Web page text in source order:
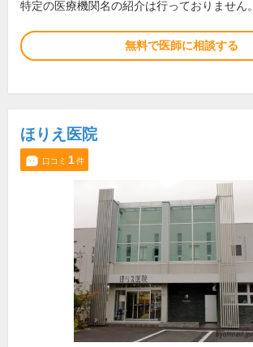
特定の医療機関名の紹介は行っておりません。
無料で医師に相談する
ほりえ医院
口コミ 1件